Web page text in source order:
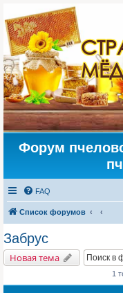
Форум
FAQ
Список форумов
Забрус
Новая тема
1